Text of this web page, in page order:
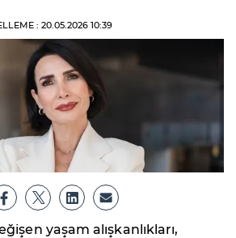
: 20.05.2026 10:39
yaşam alışkanlıkları,